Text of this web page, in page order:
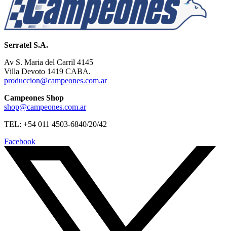
Serratel S.A.
Av S. Maria del Carril 4145
Villa Devoto 1419 CABA.
produccion@campeones.com.ar
Campeones Shop
shop@campeones.com.ar
TEL: +54 011 4503-6840/20/42
Facebook